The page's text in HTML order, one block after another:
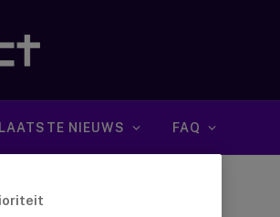
LAATSTE NIEUWS FAQ